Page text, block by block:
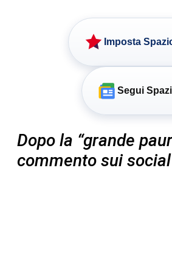
Imposta
Segui
Dopo la “grande
commento sui social